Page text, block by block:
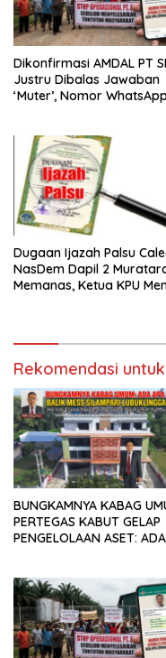
Dikonfirmasi AMDAL PT
Justru Dibalas Jawaban
‘Muter’, Nomor WhatsApp
Dugaan Ijazah Palsu
NasDem Dapil 2
Memanas, Ketua KPU
Rekomendasi
BUNGKAMNYA KABAG
PERTEGAS KABUT GELAP
PENGELOLAAN ASET: ADA